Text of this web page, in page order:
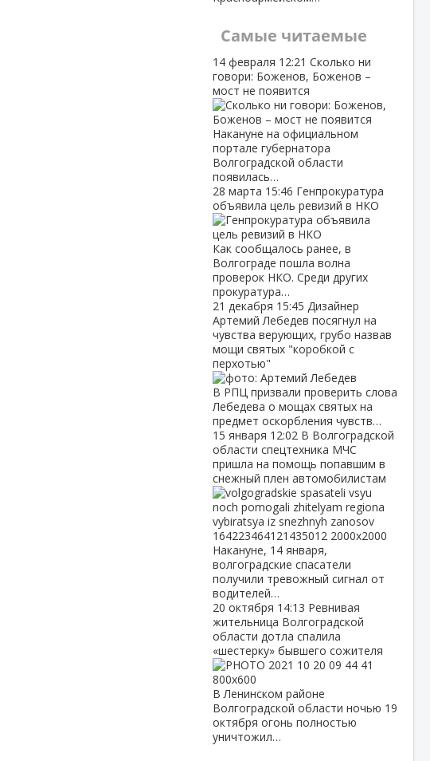
Самые читаемые
14 февраля 12:21 Сколько ни
говори: Боженов, Боженов –
мост не появится
Накануне на официальном
портале губернатора
Волгоградской области
появилась…
28 марта 15:46 Генпрокуратура
объявила цель ревизий в НКО
Как сообщалось ранее, в
Волгограде пошла волна
проверок НКО. Среди других
прокуратура…
21 декабря 15:45 Дизайнер
Артемий Лебедев посягнул на
чувства верующих, грубо назвав
мощи святых "коробкой с
перхотью"
В РПЦ призвали проверить слова
Лебедева о мощах святых на
предмет оскорбления чувств…
15 января 12:02 В Волгоградской
области спецтехника МЧС
пришла на помощь попавшим в
снежный плен автомобилистам
Накануне, 14 января,
волгоградские спасатели
получили тревожный сигнал от
водителей…
20 октября 14:13 Ревнивая
жительница Волгоградской
области дотла спалила
«шестерку» бывшего сожителя
В Ленинском районе
Волгоградской области ночью 19
октября огонь полностью
уничтожил…